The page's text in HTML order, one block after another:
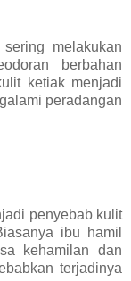
melakukan
berbahan
ketiak menjadi
peradangan
penyebab kulit
ibu hamil
kehamilan dan
terjadinya